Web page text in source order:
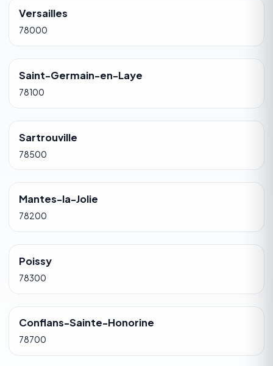
Versailles
78000
Saint-Germain-en-Laye
78100
Sartrouville
78500
Mantes-la-Jolie
78200
Poissy
78300
Conflans-Sainte-Honorine
78700